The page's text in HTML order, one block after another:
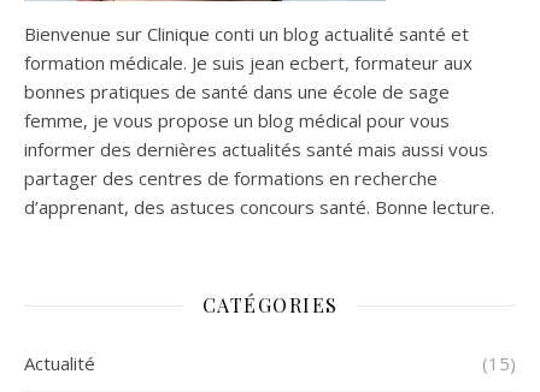
Bienvenue sur Clinique conti un blog actualité santé et
formation médicale. Je suis jean ecbert, formateur aux
bonnes pratiques de santé dans une école de sage
femme, je vous propose un blog médical pour vous
informer des dernières actualités santé mais aussi vous
partager des centres de formations en recherche
d’apprenant, des astuces concours santé. Bonne lecture.
CATÉGORIES
Actualité (15)